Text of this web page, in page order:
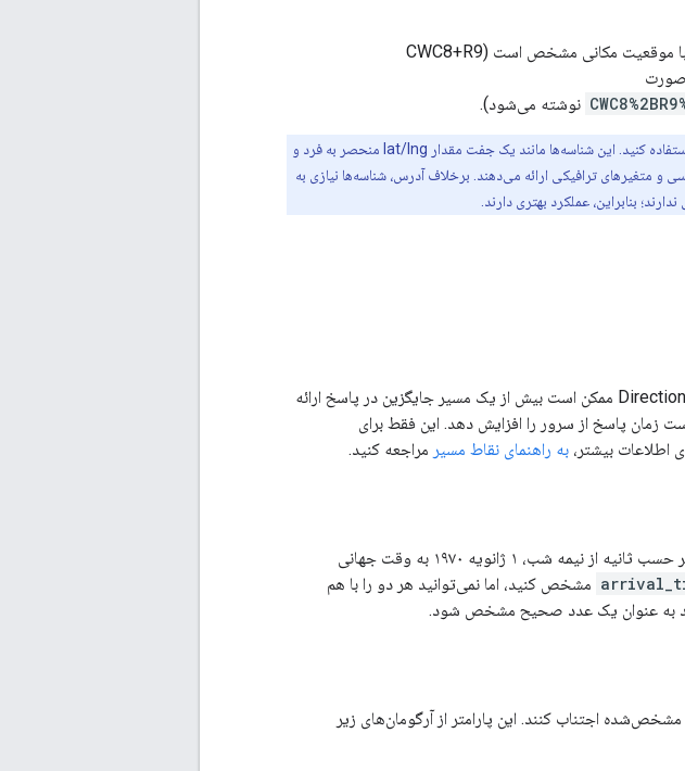
یک کد محلی ۶ کاراکتری یا بیشتر با موقعیت مکانی مشخص است (CWC8+R9
صورت
نوشته می‌شود).
توجه: برای کارایی و دقت، در صورت امکان از شناسه‌های مکان استفاده کنید. این شناسه‌ها مانند یک جفت مقدار lat/lng منحصر به فرد و
و متغیرهای ترافیکی ارائه می‌دهند. برخلاف آدرس، شناسه‌ها نیازی به
بنابراین، عملکرد بهتری دارند.
تنظیم شود، مشخص می‌کند که سرویس Directions ممکن است بیش از یک مسیر جایگزین در پاسخ ارائه
زمان پاسخ از سرور را افزایش دهد. این فقط برای
بیشتر، به راهنمای نقاط مسیر مراجعه کنید.
زمان ترجیحی رسیدن برای مسیرهای حمل و نقل عمومی را بر حسب ثانیه از نیمه شب، ۱ ژانویه ۱۹۷۰ به وقت جهانی
مشخص کنید، اما نمی‌توانید هر دو را با هم
به عنوان یک عدد صحیح مشخص شود.
اجتناب کنند. این پارامتر از آرگومان‌های زیر